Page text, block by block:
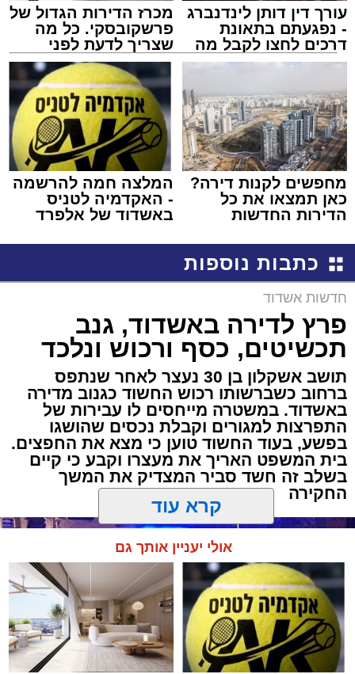
עורך דין דותן לינדנברג
- נפגעתם בתאונת
דרכים לחצו לקבל מה
שמגיע לכם
מכרז הדירות הגדול של
פרשקובסקי. כל מה
שצריך לדעת לפני
שמגישים הצעה לדירה
באשדוד
מחפשים לקנות דירה?
כאן תמצאו את כל
הדירות החדשות
המלצה חמה להרשמה
- האקדמיה לטניס
באשדוד של אלפרד
כתבות נוספות
חדשות אשדוד
פרץ לדירה באשדוד, גנב
תכשיטים, כסף ורכוש ונלכד
תושב אשקלון בן 30 נעצר לאחר שנתפס
ברחוב כשברשותו רכוש החשוד כגנוב מדירה
באשדוד. במשטרה מייחסים לו עבירות של
התפרצות למגורים וקבלת נכסים שהושגו
בפשע, בעוד החשוד טוען כי מצא את החפצים.
בית המשפט האריך את מעצרו וקבע כי קיים
בשלב זה חשד סביר המצדיק את המשך
החקירה
קרא עוד
אולי יעניין אותך גם